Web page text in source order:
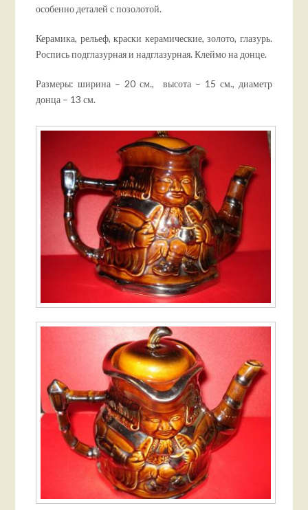
особенно деталей с позолотой.
Керамика, рельеф, краски керамические, золото, глазурь.
Роспись подглазурная и надглазурная. Клеймо на донце.
Размеры: ширина – 20 см., высота – 15 см., диаметр
донца – 13 см.